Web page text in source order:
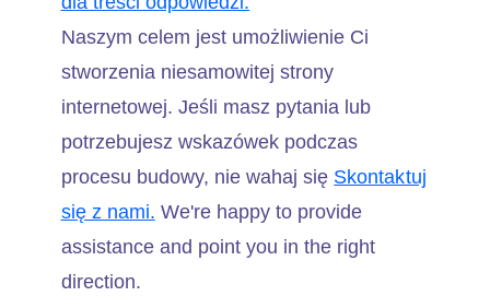
Naszym celem jest umożliwienie Ci
stworzenia niesamowitej strony
internetowej. Jeśli masz pytania lub
potrzebujesz wskazówek podczas
procesu budowy, nie wahaj się Skontaktuj
się z nami. We're happy to provide
assistance and point you in the right
direction.